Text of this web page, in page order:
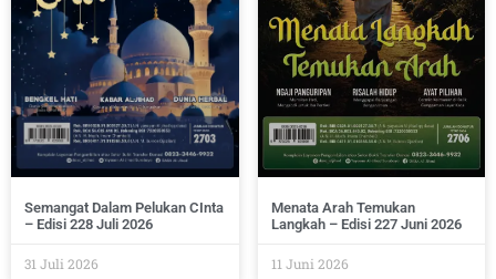
Semangat Dalam Pelukan CInta
– Edisi 228 Juli 2026
31 Juli 2026
Menata Arah Temukan
Langkah – Edisi 227 Juni 2026
11 Juni 2026